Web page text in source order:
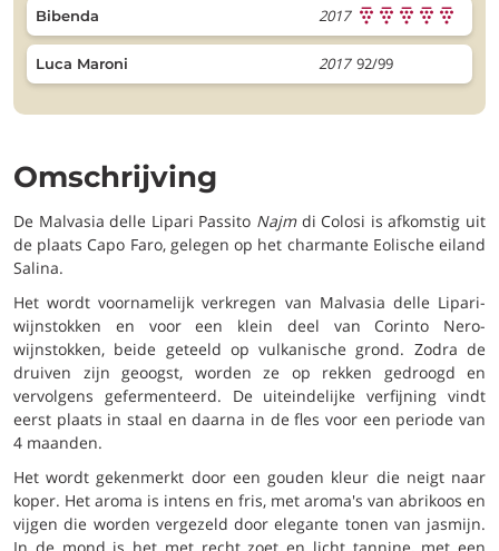
Bibenda 2017
Luca Maroni 2017 92/99
Omschrijving
De Malvasia delle Lipari Passito Najmdi Colosi is afkomstig uit
de plaats Capo Faro, gelegen op het charmante Eolische eiland
Salina.
Het wordt voornamelijk verkregen van Malvasia delle Lipari-
wijnstokken en voor een klein deel van Corinto Nero-
wijnstokken, beide geteeld op vulkanische grond. Zodra de
druiven zijn geoogst, worden ze op rekken gedroogd en
vervolgens gefermenteerd. De uiteindelijke verfijning vindt
eerst plaats in staal en daarna in de fles voor een periode van
4 maanden.
Het wordt gekenmerkt door een gouden kleur die neigt naar
koper. Het aroma is intens en fris, met aroma's van abrikoos en
vijgen die worden vergezeld door elegante tonen van jasmijn.